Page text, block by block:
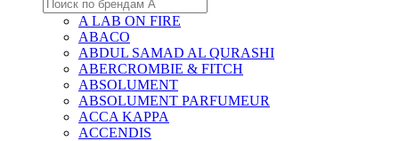
A LAB ON FIRE
ABACO
ABDUL SAMAD AL QURASHI
ABERCROMBIE & FITCH
ABSOLUMENT
ABSOLUMENT PARFUMEUR
ACCA KAPPA
ACCENDIS